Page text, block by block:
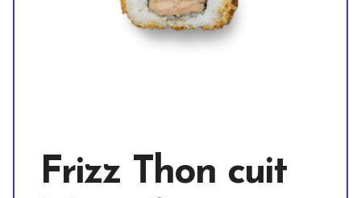
Frizz Thon cuit